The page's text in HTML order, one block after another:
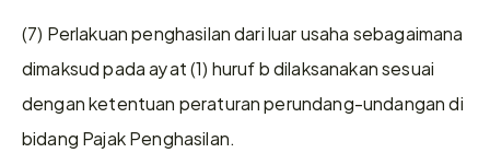
(7) Perlakuan penghasilan dari luar usaha sebagaimana
dimaksud pada ayat (1) huruf b dilaksanakan sesuai
dengan ketentuan peraturan perundang-undangan di
bidang Pajak Penghasilan.